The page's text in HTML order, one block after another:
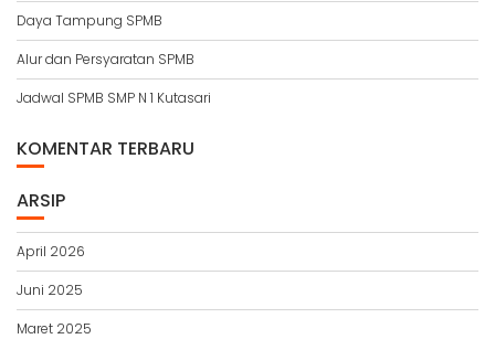
Daya Tampung SPMB
Alur dan Persyaratan SPMB
Jadwal SPMB SMP N 1 Kutasari
KOMENTAR TERBARU
ARSIP
April 2026
Juni 2025
Maret 2025